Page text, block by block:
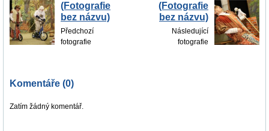
(Fotografie
bez názvu)
Předchozí
fotografie
(Fotografie
bez názvu)
Následující
fotografie
Komentáře (0)
Zatím žádný komentář.